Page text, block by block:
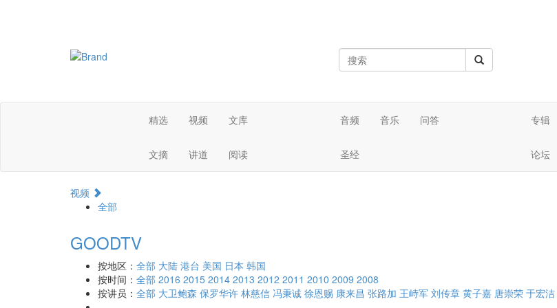
精选 视频 文库
文摘 讲道 阅读
音频 音乐 问答
圣经
专辑
论坛
视频
全部
GOODTV
按地区： 全部 大陆 港台 美国 日本 韩国
按时间： 全部 2016 2015 2014 2013 2012 2011 2010 2009 2008
按讲员： 全部 大卫鲍森 保罗华许 林慈信 冯秉诚 徐恩赐 康来昌 张路加 王峙军 刘传章 黄子嘉 唐崇荣 于宏洁